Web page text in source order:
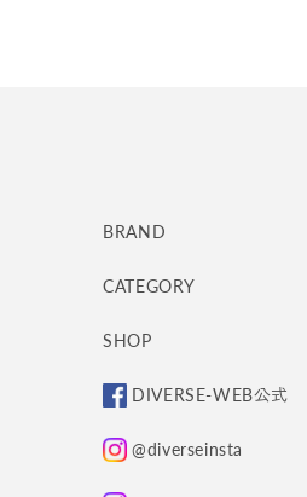
BRAND
CATEGORY
SHOP
DIVERSE-WEB公式
@diverseinsta